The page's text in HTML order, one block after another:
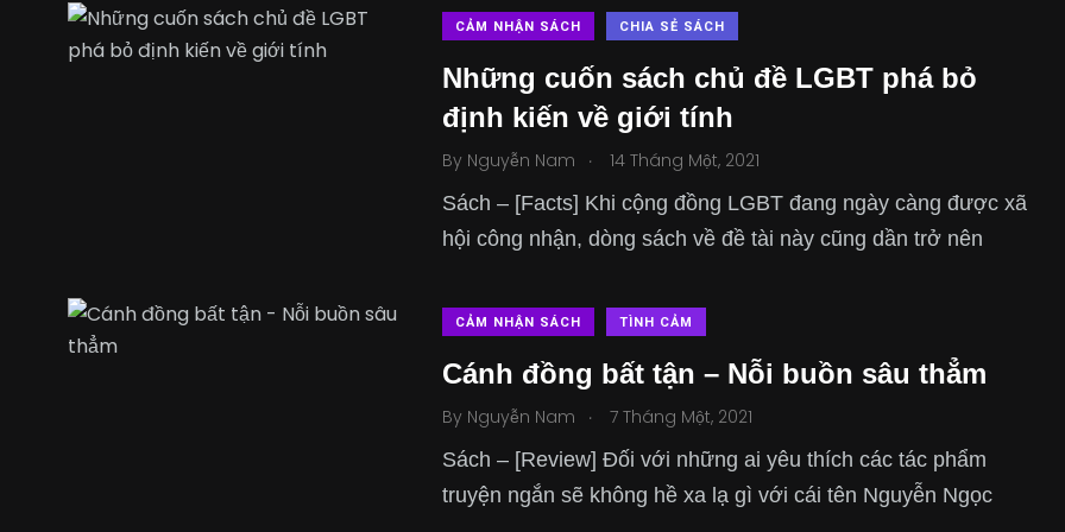
CẢM NHẬN SÁCH CHIA SẺ SÁCH
Những cuốn sách chủ đề LGBT phá bỏ
định kiến về giới tính
By Nguyễn Nam .
14 Tháng Một, 2021
Sách – [Facts] Khi cộng đồng LGBT đang ngày càng được xã
hội công nhận, dòng sách về đề tài này cũng dần trở nên
CẢM NHẬN SÁCH TÌNH CẢM
Cánh đồng bất tận – Nỗi buồn sâu thẳm
By Nguyễn Nam .
7 Tháng Một, 2021
Sách – [Review] Đối với những ai yêu thích các tác phẩm
truyện ngắn sẽ không hề xa lạ gì với cái tên Nguyễn Ngọc